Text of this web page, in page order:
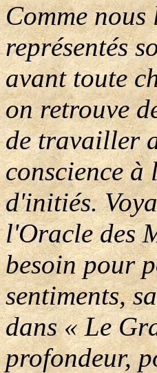
Comme
représentés
avant toute
on retrouve
de travailler
conscience à
d'initiés.
l'Oracle des
besoin pour
sentiments,
dans « Le
profondeur,